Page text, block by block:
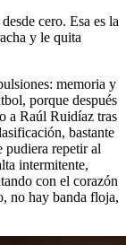
cero. Esa es la
y le quita
memoria y
porque después
a Raúl Ruidíaz tras
bastante
pudiera repetir al
intermitente,
con el corazón
no hay banda floja,